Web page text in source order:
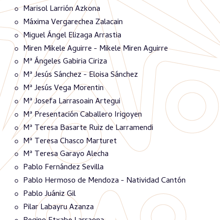
Marisol Larrión Azkona
Máxima Vergarechea Zalacain
Miguel Ángel Elizaga Arrastia
Miren Mikele Aguirre - Mikele Miren Aguirre
Mª Ángeles Gabiria Ciriza
Mª Jesús Sánchez - Eloisa Sánchez
Mª Jesús Vega Morentin
Mª Josefa Larrasoain Artegui
Mª Presentación Caballero Irigoyen
Mª Teresa Basarte Ruiz de Larramendi
Mª Teresa Chasco Marturet
Mª Teresa Garayo Alecha
Pablo Fernández Sevilla
Pablo Hermoso de Mendoza - Natividad Cantón
Pablo Juániz Gil
Pilar Labayru Azanza